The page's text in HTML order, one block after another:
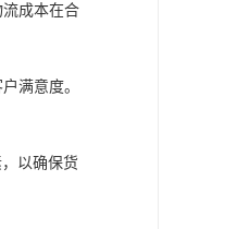
成本在合
满意度。
以确保货